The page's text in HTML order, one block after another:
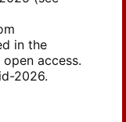
in the
access.
2026.